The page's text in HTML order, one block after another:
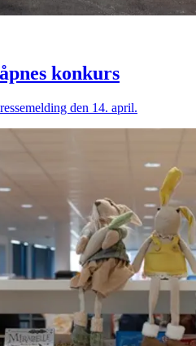
konkurs
den 14. april.